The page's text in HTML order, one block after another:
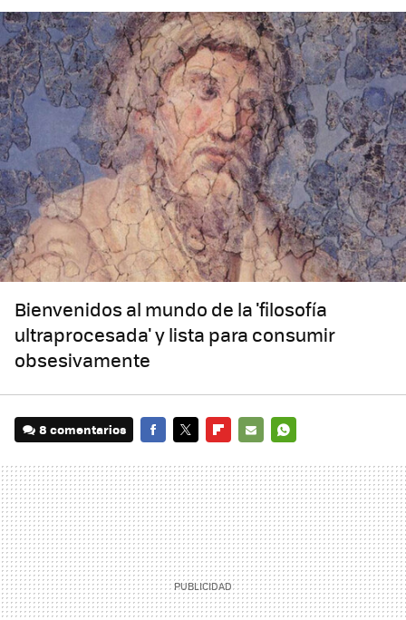
Bienvenidos al mundo de la 'filosofía
ultraprocesada' y lista para consumir
obsesivamente
8 comentarios
MAIL